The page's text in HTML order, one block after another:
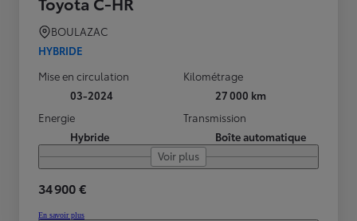
BOULAZAC
HYBRIDE
Mise en circulation
03-2024
Kilométrage
27 000 km
Energie
Hybride
Transmission
Boîte automatique
Voir plus
34 900 €
En savoir plus